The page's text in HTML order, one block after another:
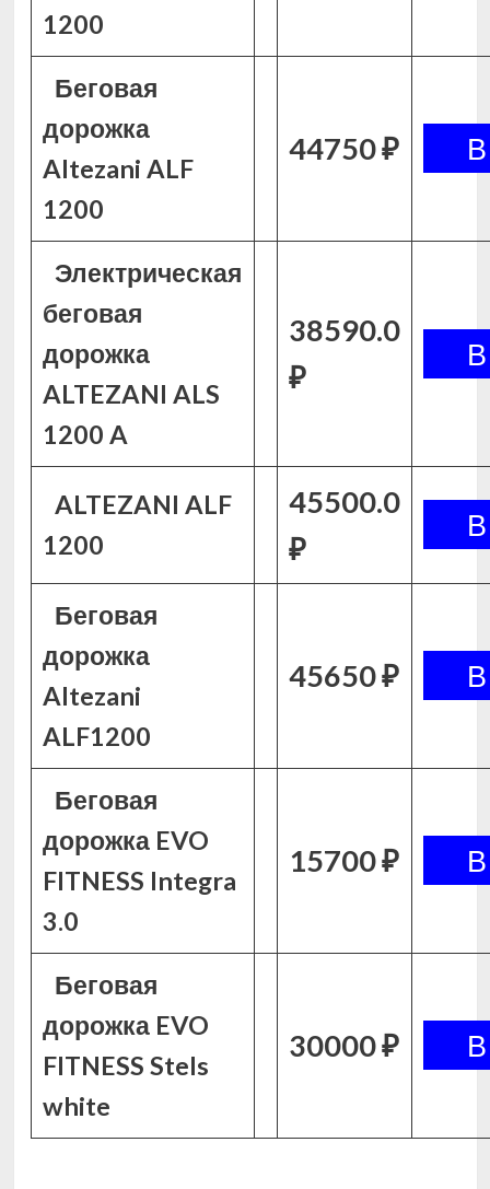
1200
Беговая
дорожка
Altezani ALF
1200
44750 ₽
Электрическая
беговая
дорожка
ALTEZANI ALS
1200 A
38590.0
₽
ALTEZANI ALF
1200
45500.0
₽
Беговая
дорожка
Altezani
ALF1200
45650 ₽
Беговая
дорожка EVO
FITNESS Integra
3.0
15700 ₽
Беговая
дорожка EVO
FITNESS Stels
white
30000 ₽